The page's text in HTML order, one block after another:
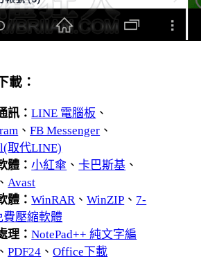
載：
訊：LINE 電腦板 、
、FB Messenger 、
取代LINE)
體：小紅傘 、卡巴斯基 、
、 Avast
體：WinRAR 、WinZIP 、 7-
費壓縮軟體
理：NotePad++ 純文字編
、PDF24 、Office下載